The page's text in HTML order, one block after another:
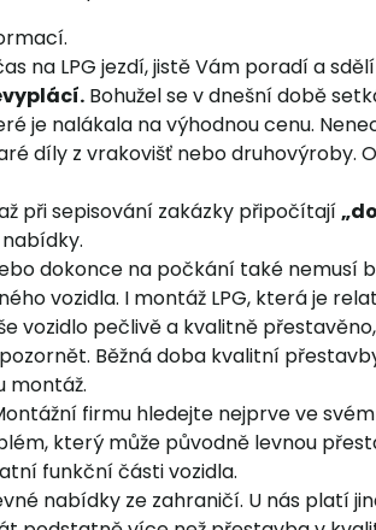
na LPG jezdí, jistě Vám poradí a
Bohužel se v dnešní době
je nalákala na výhodnou cenu.
díly z vrakovišť nebo druhovýroby.
při sepisování zakázky připočítají
dokonce na počkání také nemusí
vozidla. I montáž LPG, která je
vozidlo pečlivě a kvalitně
Běžná doba kvalitní
montáž.
firmu hledejte nejprve ve
který může původně levnou
funkční části vozidla.
nabídky ze zahraničí. U nás platí